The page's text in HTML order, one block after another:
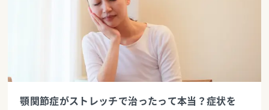
顎関節症がストレッチで治ったって本当？症状を